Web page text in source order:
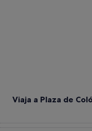
Viaja a Plaza de